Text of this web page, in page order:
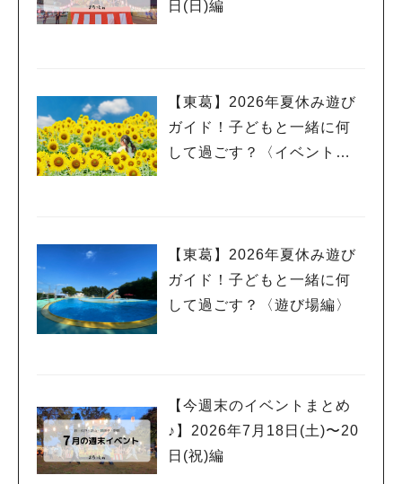
日(日)編
【東葛】2026年夏休み遊び
ガイド！子どもと一緒に何
して過ごす？〈イベント
【東葛】2026年夏休み遊び
ガイド！子どもと一緒に何
して過ごす？〈遊び場編〉
【今週末のイベントまとめ
♪】2026年7月18日(土)〜20
日(祝)編
人気のキーワード
#ラーメン#ショッピング#カフェ #スイーツ#パン #カレー #柏駅
#イベント#公園#教えたい／教えて投稿記事
#教えたい/こんなの見つけた